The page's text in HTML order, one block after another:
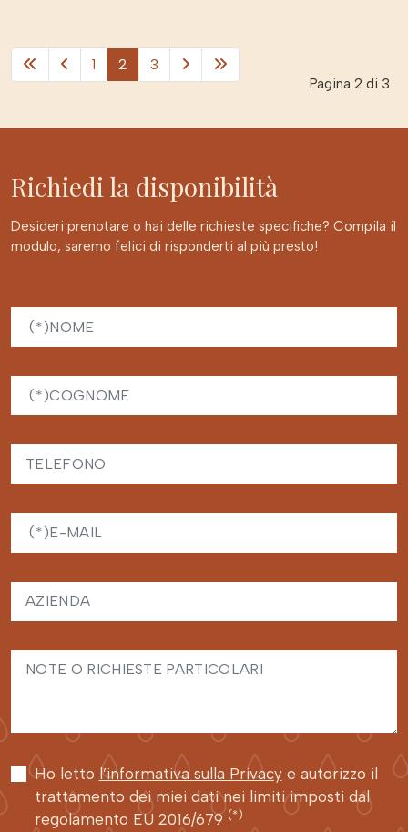
Pagina 2 di 3
1 2 3
Richiedi la disponibilità
Desideri prenotare o hai delle richieste specifiche? Compila il
modulo, saremo felici di risponderti al più presto!
Ho letto l’informativa sulla Privacye autorizzo il
trattamento dei miei dati nei limiti imposti dal
regolamento EU 2016/679 (*)